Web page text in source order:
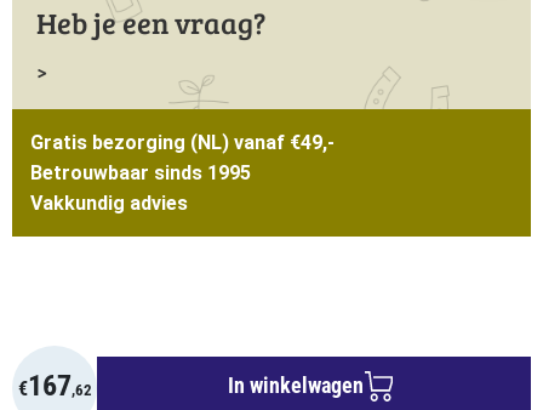
Heb je een vraag?
Gratis bezorging (NL) vanaf €49,-
Betrouwbaar sinds 1995
Vakkundig advies
€167,62 In winkelwagen